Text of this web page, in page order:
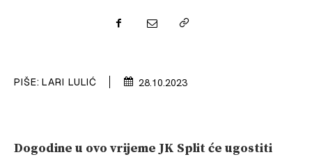
SPIZA
PIŠE: LARI LULIĆ 28.10.2023
Dogodine u ovo vrijeme JK Split će ugostiti